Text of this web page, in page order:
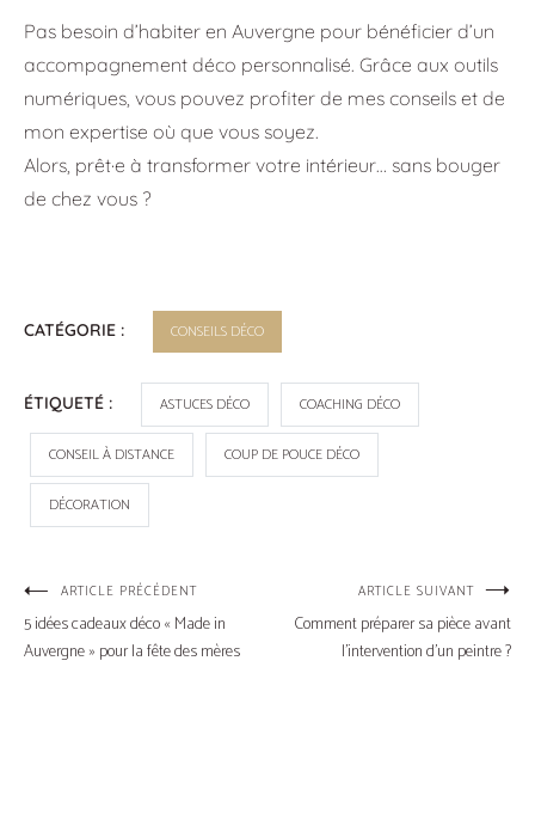
Pas besoin d’habiter en Auvergne pour bénéficier d’un
accompagnement déco personnalisé. Grâce aux outils
numériques, vous pouvez profiter de mes conseils et de
mon expertise où que vous soyez.
Alors, prêt·e à transformer votre intérieur… sans bouger
de chez vous ?
CATÉGORIE : CONSEILS DÉCO
ÉTIQUETÉ : ASTUCES DÉCO COACHING DÉCO
CONSEIL À DISTANCE COUP DE POUCE DÉCO
DÉCORATION
Navigation
de
ARTICLE PRÉCÉDENT
5 idées cadeaux déco « Made in
Auvergne » pour la fête des mères
ARTICLE SUIVANT
Comment préparer sa pièce avant
l’intervention d’un peintre ?